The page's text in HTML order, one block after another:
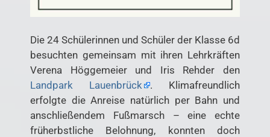
Die 24 Schülerinnen und Schüler der Klasse 6d
besuchten gemeinsam mit ihren Lehrkräften
Verena Höggemeier und Iris Rehder den
Landpark Lauenbrück
. Klimafreundlich
erfolgte die Anreise natürlich per Bahn und
anschließendem Fußmarsch – eine echte
früherbstliche Belohnung, konnten doch